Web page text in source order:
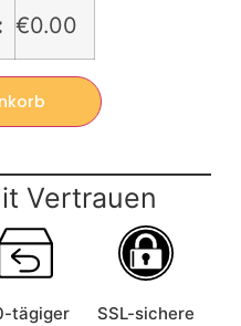
€0.00
Vertrauen
tägiger
SSL-sichere